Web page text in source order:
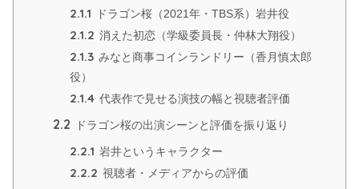
2.1.1 ドラゴン桜（2021年・TBS系）岩井役
2.1.2 消えた初恋（学級委員長・仲林大翔役）
2.1.3 みなと商事コインランドリー（香月慎太郎
役）
2.1.4 代表作で見せる演技の幅と視聴者評価
2.2 ドラゴン桜の出演シーンと評価を振り返り
2.2.1 岩井というキャラクター
2.2.2 視聴者・メディアからの評価